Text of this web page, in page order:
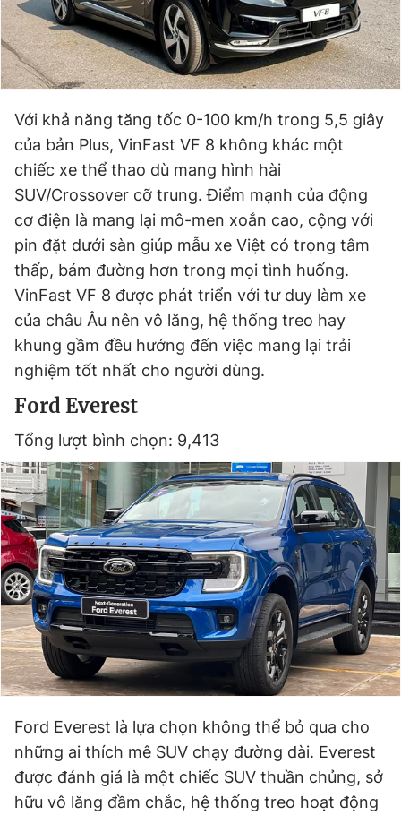
Với khả năng tăng tốc 0-100 km/h trong 5,5 giây
của bản Plus, VinFast VF 8 không khác một
chiếc xe thể thao dù mang hình hài
SUV/Crossover cỡ trung. Điểm mạnh của động
cơ điện là mang lại mô-men xoắn cao, cộng với
pin đặt dưới sàn giúp mẫu xe Việt có trọng tâm
thấp, bám đường hơn trong mọi tình huống.
VinFast VF 8 được phát triển với tư duy làm xe
của châu Âu nên vô lăng, hệ thống treo hay
khung gầm đều hướng đến việc mang lại trải
nghiệm tốt nhất cho người dùng.
Ford Everest
Tổng lượt bình chọn: 9,413
Ford Everest là lựa chọn không thể bỏ qua cho
những ai thích mê SUV chạy đường dài. Everest
được đánh giá là một chiếc SUV thuần chủng, sở
hữu vô lăng đầm chắc, hệ thống treo hoạt động